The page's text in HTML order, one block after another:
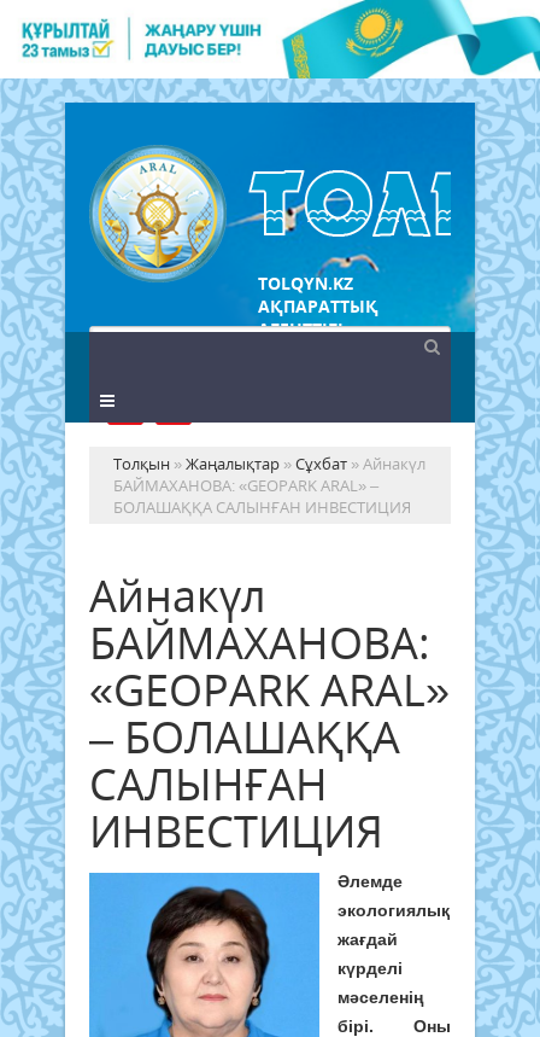
TOLQYN.KZ
АҚПАРАТТЫҚ
АГЕНТТІГІ
Толқын »Жаңалықтар »Сұхбат » Айнакүл
БАЙМАХАНОВА: «GEOPARK ARAL» –
БОЛАШАҚҚА САЛЫНҒАН ИНВЕСТИЦИЯ
Айнакүл
БАЙМАХАНОВА:
«GEOPARK ARAL»
– БОЛАШАҚҚА
САЛЫНҒАН
ИНВЕСТИЦИЯ
Әлемде
экологиялық
жағдай
күрделі
мәселенің
бірі. Оны